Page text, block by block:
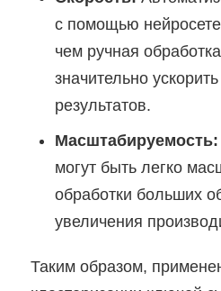
с помощью
чем ручная
значительно
результатов.
Масштабируемость:
могут быть легко
обработки больших
увеличения
Таким образом,